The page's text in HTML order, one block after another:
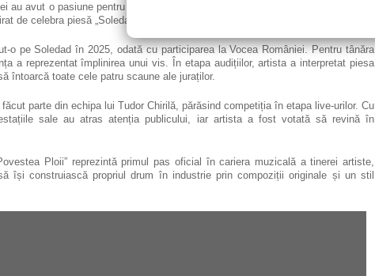
au avut o pasiune pentru muzică, iar chiar și numele său are o poveste aparte.
de celebra piesă „Soledad” a trupei Westlife.
o pe Soledad în 2025, odată cu participarea la Vocea României. Pentru tânăra
a reprezentat împlinirea unui vis. În etapa audițiilor, artista a interpretat piesa
întoarcă toate cele patru scaune ale juraților.
făcut parte din echipa lui Tudor Chirilă, părăsind competiția în etapa live-urilor. Cu
sale au atras atenția publicului, iar artista a fost votată să revină în
Ploii” reprezintă primul pas oficial în cariera muzicală a tinerei artiste,
își construiască propriul drum în industrie prin compoziții originale și un stil